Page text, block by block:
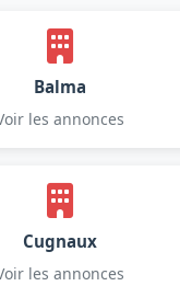
Balma
les annonces
Cugnaux
les annonces